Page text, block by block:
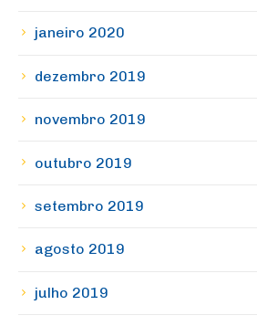
janeiro 2020
dezembro 2019
novembro 2019
outubro 2019
setembro 2019
agosto 2019
julho 2019